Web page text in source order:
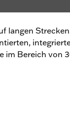
langen
im Bereich von